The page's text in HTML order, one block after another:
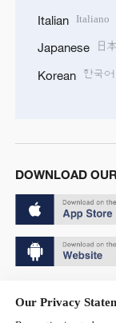
Italian Italiano
Japanese 日
Korean 한국어
DOWNLOAD
Our Privacy